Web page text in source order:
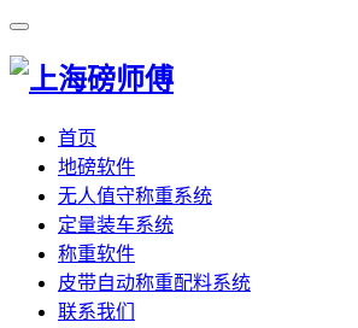
首页
地磅软件
无人值守称重系统
定量装车系统
称重软件
皮带自动称重配料系统
联系我们